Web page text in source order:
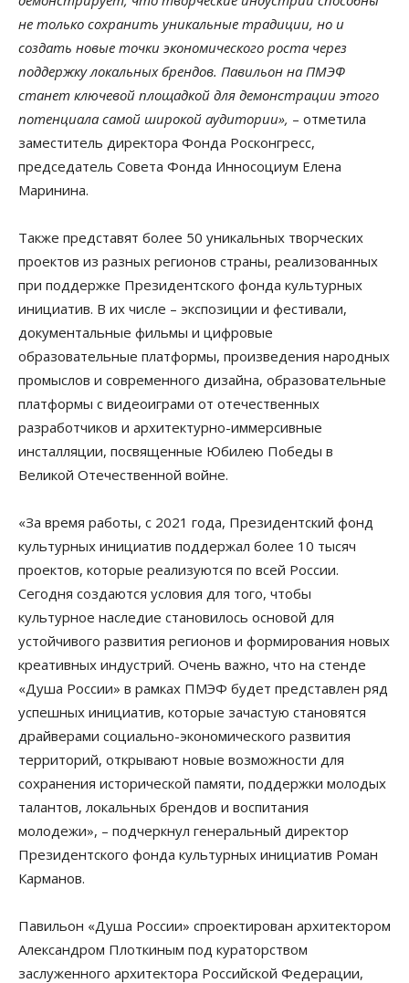
не только сохранить уникальные традиции, но и
создать новые точки экономического роста через
поддержку локальных брендов. Павильон на ПМЭФ
станет ключевой площадкой для демонстрации этого
потенциала самой широкой аудитории», – отметила
заместитель директора Фонда Росконгресс,
председатель Совета Фонда Инносоциум Елена
Маринина.
Также представят более 50 уникальных творческих
проектов из разных регионов страны, реализованных
при поддержке Президентского фонда культурных
инициатив. В их числе – экспозиции и фестивали,
документальные фильмы и цифровые
образовательные платформы, произведения народных
промыслов и современного дизайна, образовательные
платформы с видеоиграми от отечественных
разработчиков и архитектурно-иммерсивные
инсталляции, посвященные Юбилею Победы в
Великой Отечественной войне.
«За время работы, с 2021 года, Президентский фонд
культурных инициатив поддержал более 10 тысяч
проектов, которые реализуются по всей России.
Сегодня создаются условия для того, чтобы
культурное наследие становилось основой для
устойчивого развития регионов и формирования новых
креативных индустрий. Очень важно, что на стенде
«Душа России» в рамках ПМЭФ будет представлен ряд
успешных инициатив, которые зачастую становятся
драйверами социально-экономического развития
территорий, открывают новые возможности для
сохранения исторической памяти, поддержки молодых
талантов, локальных брендов и воспитания
молодежи», – подчеркнул генеральный директор
Президентского фонда культурных инициатив Роман
Карманов.
Павильон «Душа России» спроектирован архитектором
Александром Плоткиным под кураторством
заслуженного архитектора Российской Федерации,